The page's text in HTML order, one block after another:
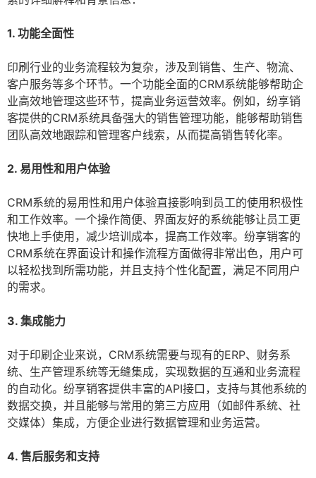
1. 功能全面性
印刷行业的业务流程较为复杂，涉及到销售、生产、物流、
客户服务等多个环节。一个功能全面的CRM系统能够帮助企
业高效地管理这些环节，提高业务运营效率。例如，纷享销
客提供的CRM系统具备强大的销售管理功能，能够帮助销售
团队高效地跟踪和管理客户线索，从而提高销售转化率。
2. 易用性和用户体验
CRM系统的易用性和用户体验直接影响到员工的使用积极性
和工作效率。一个操作简便、界面友好的系统能够让员工更
快地上手使用，减少培训成本，提高工作效率。纷享销客的
CRM系统在界面设计和操作流程方面做得非常出色，用户可
以轻松找到所需功能，并且支持个性化配置，满足不同用户
的需求。
3. 集成能力
对于印刷企业来说，CRM系统需要与现有的ERP、财务系
统、生产管理系统等无缝集成，实现数据的互通和业务流程
的自动化。纷享销客提供丰富的API接口，支持与其他系统的
数据交换，并且能够与常用的第三方应用（如邮件系统、社
交媒体）集成，方便企业进行数据管理和业务运营。
4. 售后服务和支持